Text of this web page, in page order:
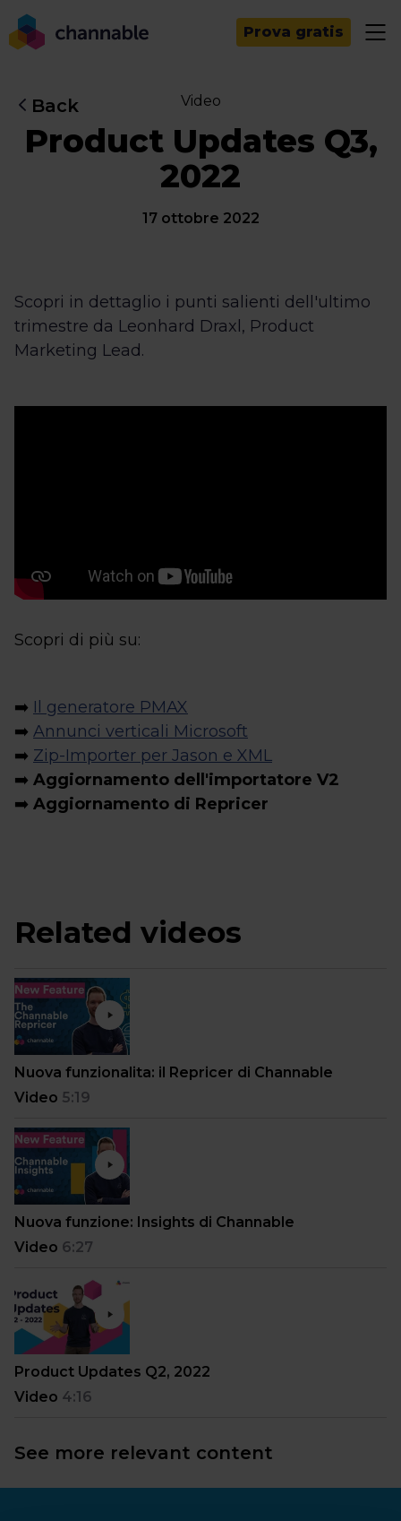
Prova gratis
Back Video
Product Updates Q3,
2022
17 ottobre 2022
Scopri in dettaglio i punti salienti dell'ultimo
trimestre da Leonhard Draxl, Product
Marketing Lead.
Scopri di più su:
➡️ Il generatore PMAX
➡️ Annunci verticali Microsoft
➡️ Zip-Importer per Jason e XML
➡️ Aggiornamento dell'importatore V2
➡️ Aggiornamento di Repricer
Related videos
Nuova funzionalita: il Repricer di Channable
Video 5:19
Nuova funzione: Insights di Channable
Video 6:27
Product Updates Q2, 2022
Video 4:16
See more relevant content